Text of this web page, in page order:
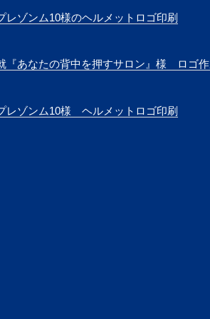
レゾンム10様のヘルメットロゴ印刷
『あなたの背中を押すサロン』様 ロゴ
レゾンム10様 ヘルメットロゴ印刷